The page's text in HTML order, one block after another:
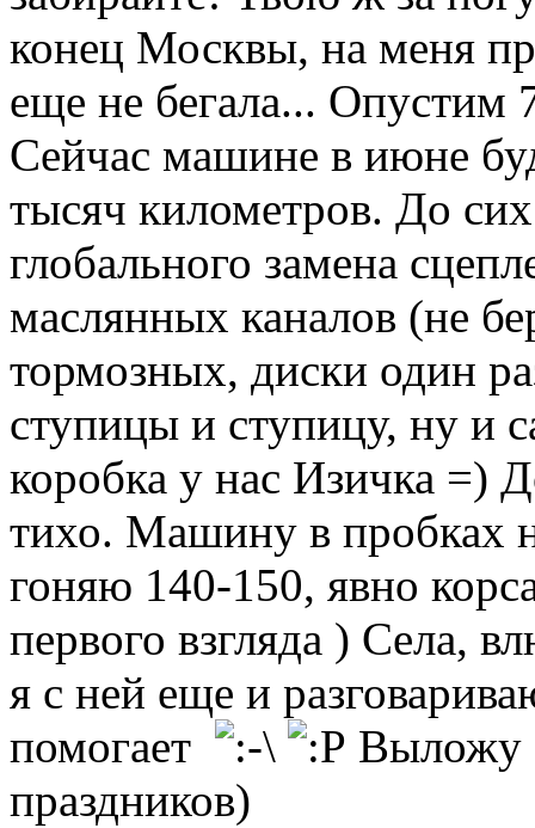
конец Москвы, на меня
еще не бегала... Опустим
Сейчас машине в июне
тысяч километров. До
глобального замена
маслянных каналов (не
тормозных, диски один
ступицы и ступицу, ну и
коробка у нас Изичка =)
тихо. Машину в пробках
гоняю 140-150, явно
первого взгляда ) Села,
я с ней еще и
помогает
Выложу
праздников)